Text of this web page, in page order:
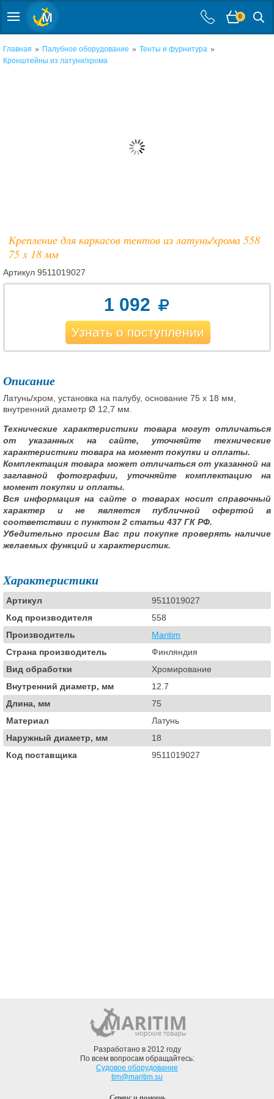
0
Главная » Палубное оборудование » Тенты и фурнитура »
Кронштейны из латуни/хрома
Крепление для каркасов тентов из латунь/хрома 558
75 x 18 мм
Артикул 9511019027
1 092
Узнать о поступлении
Описание
Латунь/хром, установка на палубу, основание 75 x 18 мм,
внутренний диаметр Ø 12,7 мм.
Технические характеристики товара могут отличаться
от указанных на сайте, уточняйте технические
характеристики товара на момент покупки и оплаты.
Комплектация товара может отличаться от указанной на
заглавной фотографии, уточняйте комплектацию на
момент покупки и оплаты.
Вся информация на сайте о товарах носит справочный
характер и не является публичной офертой в
соответствии с пунктом 2 статьи 437 ГК РФ.
Убедительно просим Вас при покупке проверять наличие
желаемых функций и характеристик.
Характеристики
Артикул
9511019027
Код производителя
558
Производитель
Maritim
Страна производитель
Финляндия
Вид обработки
Хромирование
Внутренний диаметр, мм
12.7
Длина, мм
75
Материал
Латунь
Наружный диаметр, мм
18
Код поставщика
9511019027
Разработано в 2012 году
По всем вопросам обращайтесь:
Судовое оборудование
tim@maritim.su